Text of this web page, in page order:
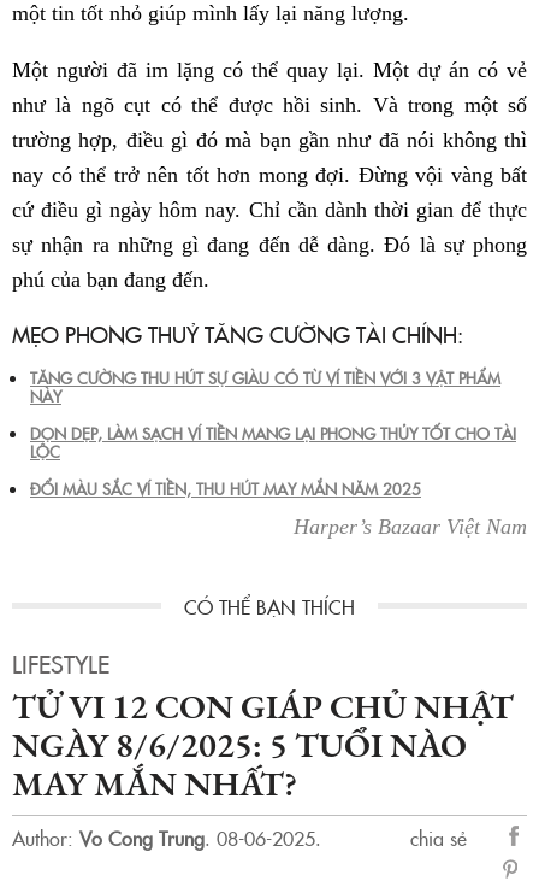
một tin tốt nhỏ giúp mình lấy lại năng lượng.
Một người đã im lặng có thể quay lại. Một dự án có vẻ
như là ngõ cụt có thể được hồi sinh. Và trong một số
trường hợp, điều gì đó mà bạn gần như đã nói không thì
nay có thể trở nên tốt hơn mong đợi. Đừng vội vàng bất
cứ điều gì ngày hôm nay. Chỉ cần dành thời gian để thực
sự nhận ra những gì đang đến dễ dàng. Đó là sự phong
phú của bạn đang đến.
MẸO PHONG THUỶ TĂNG CƯỜNG TÀI CHÍNH:
TĂNG CƯỜNG THU HÚT SỰ GIÀU CÓ TỪ VÍ TIỀN VỚI 3 VẬT PHẨM
NÀY
DỌN DẸP, LÀM SẠCH VÍ TIỀN MANG LẠI PHONG THỦY TỐT CHO TÀI
LỘC
ĐỔI MÀU SẮC VÍ TIỀN, THU HÚT MAY MẮN NĂM 2025
Harper’s Bazaar Việt Nam
LIFESTYLE
TỬ VI 12 CON GIÁP CHỦ NHẬT
NGÀY 8/6/2025: 5 TUỔI NÀO
MAY MẮN NHẤT?
Author: Vo Cong Trung. 08-06-2025.
chia sẻ
sẻ